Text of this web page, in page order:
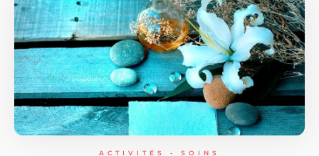
ACTIVITÉS - SOINS